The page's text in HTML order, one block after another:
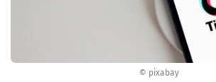
© pixabay